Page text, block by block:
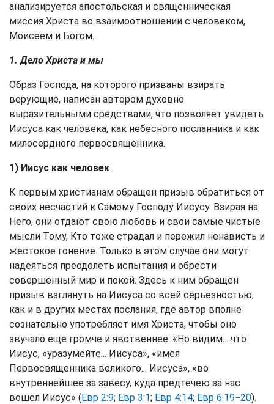
анализируется апостольская и священническая
миссия Христа во взаимоотношении с человеком,
Моисеем и Богом.
1. Дело Христа и мы
Образ Господа, на которого призваны взирать
верующие, написан автором духовно
выразительными средствами, что позволяет увидеть
Иисуса как человека, как небесного посланника и как
милосердного первосвященника.
1) Иисус как человек
К первым христианам обращен призыв обратиться от
своих несчастий к Самому Господу Иисусу. Взирая на
Него, они отдают свою любовь и свои самые чистые
мысли Тому, Кто тоже страдал и пережил ненависть и
жестокое гонение. Только в этом случае они могут
надеяться преодолеть испытания и обрести
совершенный мир и покой. Здесь к ним обращен
призыв взглянуть на Иисуса со всей серьезностью,
как и в других местах послания, где автор вполне
сознательно употребляет имя Христа, чтобы оно
звучало еще громче и явственнее: «Но видим... что
Иисус, «уразумейте... Иисуса», «имея
Первосвященника великого... Иисуса», «во
внутреннейшее за завесу, куда предтечею за нас
вошел Иисус» (Евр 2:9; Евр 3:1; Евр 4:14; Евр 6:19−20).